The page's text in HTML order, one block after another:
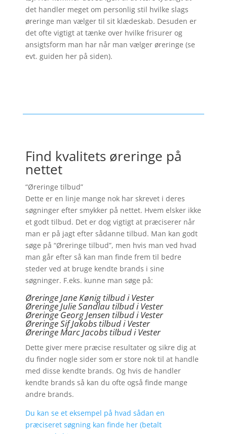
det handler meget om personlig stil hvilke slags
øreringe man vælger til sit klædeskab. Desuden er
det ofte vigtigt at tænke over hvilke frisurer og
ansigtsform man har når man vælger øreringe (se
evt. guiden her på siden).
Find kvalitets øreringe på
nettet
“Øreringe tilbud”
Dette er en linje mange nok har skrevet i deres
søgninger efter smykker på nettet. Hvem elsker ikke
et godt tilbud. Det er dog vigtigt at præciserer når
man er på jagt efter sådanne tilbud. Man kan godt
søge på “Øreringe tilbud”, men hvis man ved hvad
man går efter så kan man finde frem til bedre
steder ved at bruge kendte brands i sine
søgninger. F.eks. kunne man søge på:
Øreringe Jane Kønig tilbud i Vester
Øreringe Julie Sandlau tilbud i Vester
Øreringe Georg Jensen tilbud i Vester
ØreringeSif Jakobs tilbud i Vester
Øreringe Marc Jacobs tilbud i Vester
Dette giver mere præcise resultater og sikre dig at
du finder nogle sider som er store nok til at handle
med disse kendte brands. Og hvis de handler
kendte brands så kan du ofte også finde mange
andre brands.
Du kan se et eksempel på hvad sådan en
præciseret søgning kan finde her (betalt